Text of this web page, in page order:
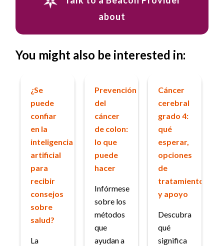
about
You might also be interested in:
¿Se
puede
confiar
en la
inteligencia
artificial
para
recibir
consejos
sobre
salud?
La
Prevención
del
cáncer
de colon:
lo que
puede
hacer
Infórmese
sobre los
métodos
que
ayudan a
Cáncer
cerebral
grado 4:
qué
esperar,
opciones
de
tratamiento
y apoyo
Descubra
qué
significa